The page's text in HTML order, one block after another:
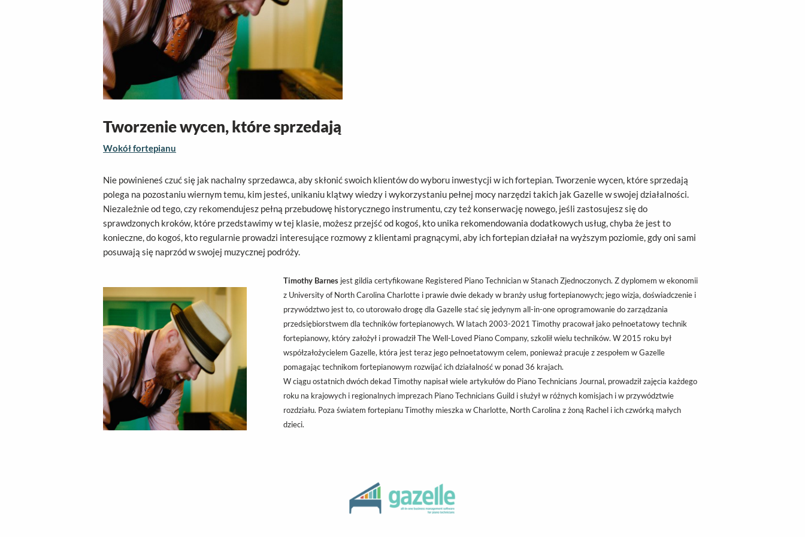
Tworzenie wycen, które sprzedają
Wokół fortepianu
Nie powinieneś czuć się jak nachalny sprzedawca, aby skłonić swoich klientów do wyboru inwestycji w ich fortepian. Tworzenie wycen, które sprzedają
polega na pozostaniu wiernym temu, kim jesteś, unikaniu klątwy wiedzy i wykorzystaniu pełnej mocy narzędzi takich jak Gazelle w swojej działalności.
Niezależnie od tego, czy rekomendujesz pełną przebudowę historycznego instrumentu, czy też konserwację nowego, jeśli zastosujesz się do
sprawdzonych kroków, które przedstawimy w tej klasie, możesz przejść od kogoś, kto unika rekomendowania dodatkowych usług, chyba że jest to
konieczne, do kogoś, kto regularnie prowadzi interesujące rozmowy z klientami pragnącymi, aby ich fortepian działał na wyższym poziomie, gdy oni sami
posuwają się naprzód w swojej muzycznej podróży.
Timothy Barnesjest gildia certyfikowane Registered Piano Technician w Stanach Zjednoczonych. Z dyplomem w ekonomii
z University of North Carolina Charlotte i prawie dwie dekady w branży usług fortepianowych; jego wizja, doświadczenie i
przywództwo jest to, co utorowało drogę dla Gazelle stać się jedynym all-in-one oprogramowanie do zarządzania
przedsiębiorstwem dla techników fortepianowych. W latach 2003-2021 Timothy pracował jako pełnoetatowy technik
fortepianowy, który założył i prowadził The Well-Loved Piano Company, szkolił wielu techników. W 2015 roku był
współzałożycielem Gazelle, która jest teraz jego pełnoetatowym celem, ponieważ pracuje z zespołem w Gazelle
pomagając technikom fortepianowym rozwijać ich działalność w ponad 36 krajach.
W ciągu ostatnich dwóch dekad Timothy napisał wiele artykułów do Piano Technicians Journal, prowadził zajęcia każdego
roku na krajowych i regionalnych imprezach Piano Technicians Guild i służył w różnych komisjach i w przywództwie
rozdziału. Poza światem fortepianu Timothy mieszka w Charlotte, North Carolina z żoną Rachel i ich czwórką małych
dzieci.